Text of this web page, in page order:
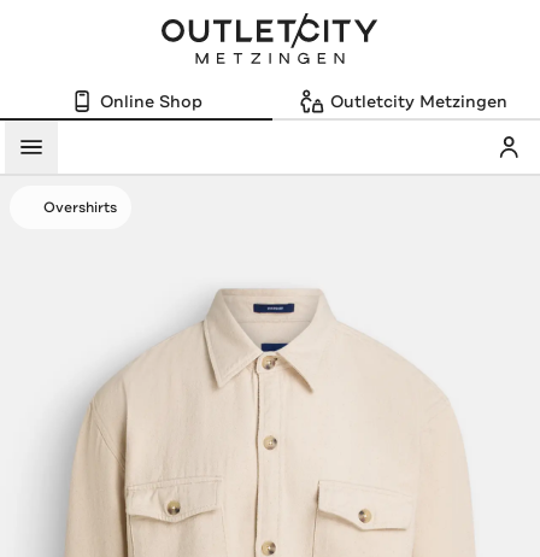
Online Shop Outletcity Metzingen
Menü
Overshirts